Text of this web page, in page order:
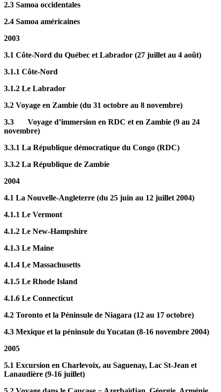
2.3 Samoa occidentales
2.4 Samoa américaines
2003
3.1 Côte-Nord du Québec et Labrador (27 juillet au 4 août)
3.1.1 Côte-Nord
3.1.2 Le Labrador
3.2 Voyage en Zambie (du 31 octobre au 8 novembre)
3.3 Voyage d’immersion en RDC et en Zambie (9 au 24
novembre)
3.3.1 La République démocratique du Congo (RDC)
3.3.2 La République de Zambie
2004
4.1 La Nouvelle-Angleterre (du 25 juin au 12 juillet 2004)
4.1.1 Le Vermont
4.1.2 Le New-Hampshire
4.1.3 Le Maine
4.1.4 Le Massachusetts
4.1.5 Le Rhode Island
4.1.6 Le Connecticut
4.2 Toronto et la Péninsule de Niagara (12 au 17 octobre)
4.3 Mexique et la péninsule du Yucatan (8-16 novembre 2004)
2005
5.1 Excursion en Charlevoix, au Saguenay, Lac St-Jean et
Lanaudière (9-16 juillet)